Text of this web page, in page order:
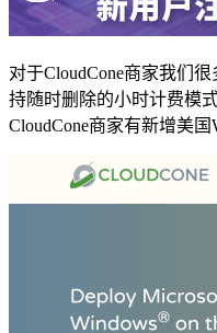
对于CloudCone商家我们
持随时删除的小时计费模
CloudCone商家有新增美